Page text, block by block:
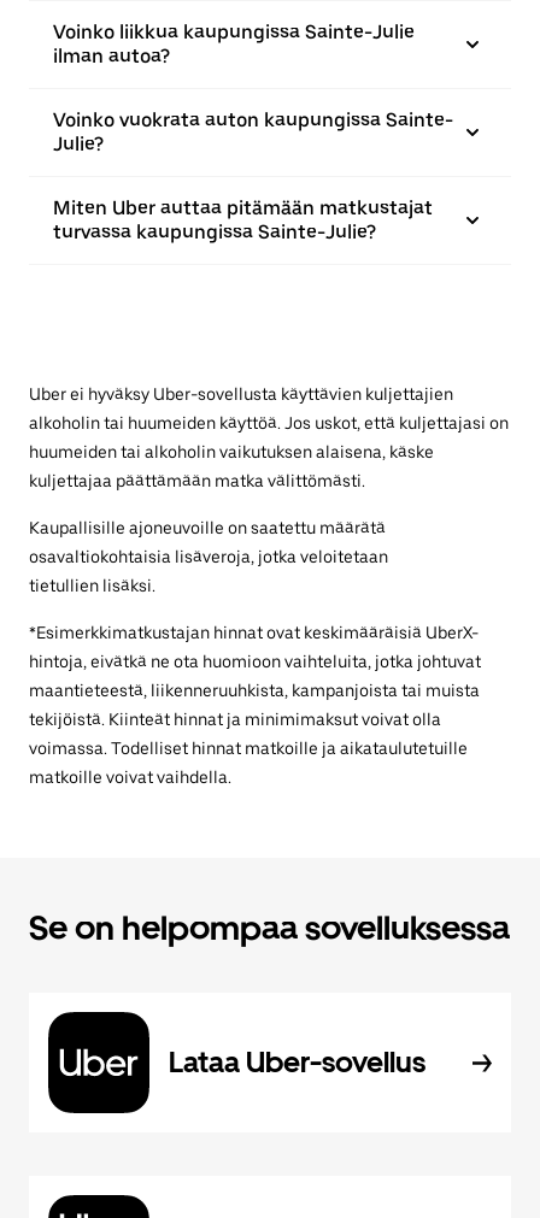
Voinko liikkua kaupungissa Sainte-Julie
ilman autoa?
Voinko vuokrata auton kaupungissa Sainte-
Julie?
Miten Uber auttaa pitämään matkustajat
turvassa kaupungissa Sainte-Julie?
Uber ei hyväksy Uber-sovellusta käyttävien kuljettajien
alkoholin tai huumeiden käyttöä. Jos uskot, että kuljettajasi on
huumeiden tai alkoholin vaikutuksen alaisena, käske
kuljettajaa päättämään matka välittömästi.
Kaupallisille ajoneuvoille on saatettu määrätä
osavaltiokohtaisia lisäveroja, jotka veloitetaan
tietullien lisäksi.
*Esimerkkimatkustajan hinnat ovat keskimääräisiä UberX-
hintoja, eivätkä ne ota huomioon vaihteluita, jotka johtuvat
maantieteestä, liikenneruuhkista, kampanjoista tai muista
tekijöistä. Kiinteät hinnat ja minimimaksut voivat olla
voimassa. Todelliset hinnat matkoille ja aikataulutetuille
matkoille voivat vaihdella.
Se on helpompaa sovelluksessa
Lataa Uber-sovellus